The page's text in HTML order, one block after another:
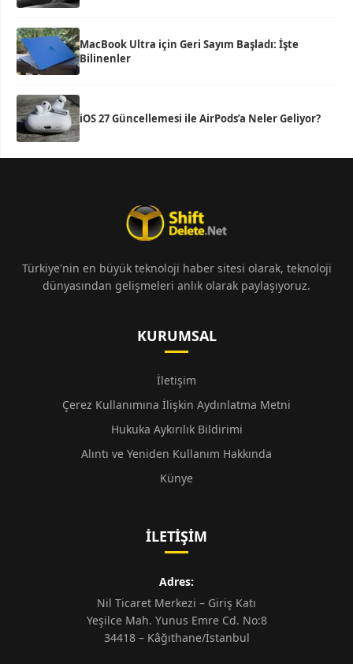
MacBook Ultra için Geri Sayım Başladı: İşte
Bilinenler
iOS 27 Güncellemesi ile AirPods’a Neler Geliyor?
Türkiye'nin en büyük teknoloji haber sitesi olarak, teknoloji
dünyasından gelişmeleri anlık olarak paylaşıyoruz.
KURUMSAL
İletişim
Çerez Kullanımına İlişkin Aydınlatma Metni
Hukuka Aykırılık Bildirimi
Alıntı ve Yeniden Kullanım Hakkında
Künye
İLETIŞIM
Adres:
Nil Ticaret Merkezi – Giriş Katı
Yeşilce Mah. Yunus Emre Cd. No:8
34418 – Kâğıthane/İstanbul